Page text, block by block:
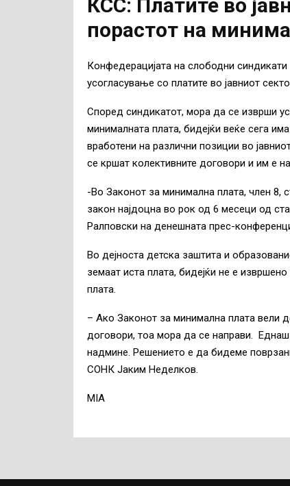
КСС: Платите во
порастот на
Конфедерацијата на слободни
усогласување со платите во јавниот
Според синдикатот, мора да се изврши
минималната плата, бидејќи веќе сега
вработени на различни позиции во
се кршат колективните договори и им е
-Во Законот за минимална плата, член 8,
закон најдоцна во рок од 6 месеци од
Ралповски на денешната прес-
Во дејноста детска заштита и
земаат иста плата, бидејќи не е
плата.
– Ако Законот за минимална плата вели
договори, тоа мора да се направи.
надмине. Решението е да бидеме
СОНК Јаким Неделков.
MIA